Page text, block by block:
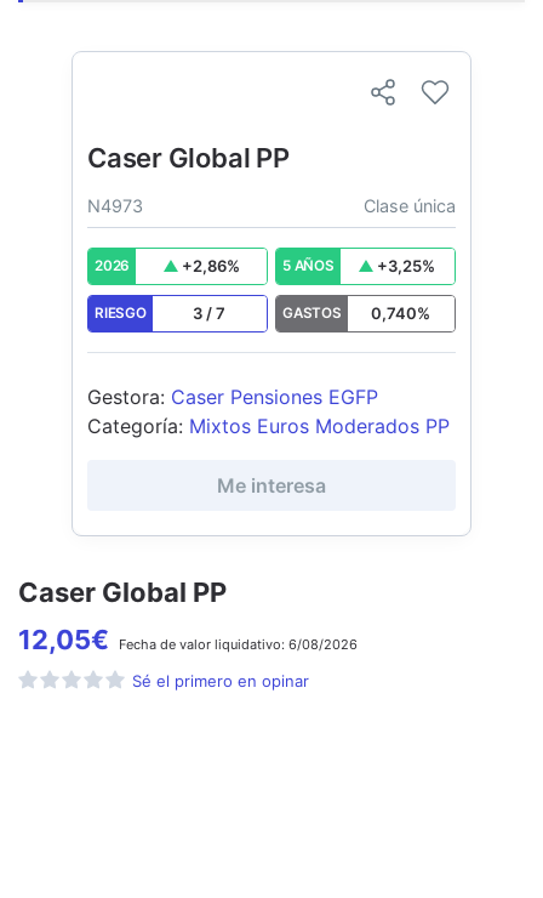
Caser Global PP
12,05€ Fecha de valor liquidativo: 6/08/2026
Sé el primero en opinar
Caser Global PP
N4973 Clase única
2026 +2,86% 5 AÑOS +3,25%
RIESGO 3 /7 GASTOS 0,740%
Gestora: Caser Pensiones EGFP
Categoría: Mixtos Euros Moderados PP
Me interesa